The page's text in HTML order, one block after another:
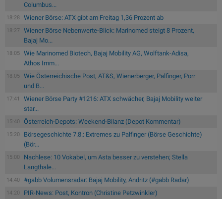
Columbus...
18:28 Wiener Börse: ATX gibt am Freitag 1,36 Prozent ab
18:27
Wiener Börse Nebenwerte-Blick: Marinomed steigt 8 Prozent,
Bajaj Mo...
18:05
Wie Marinomed Biotech, Bajaj Mobility AG, Wolftank-Adisa,
Athos Imm...
18:05
Wie Österreichische Post, AT&S, Wienerberger, Palfinger, Porr
und B...
17:41
Wiener Börse Party #1216: ATX schwächer, Bajaj Mobility weiter
star...
15:40 Österreich-Depots: Weekend-Bilanz (Depot Kommentar)
15:20
Börsegeschichte 7.8.: Extremes zu Palfinger (Börse Geschichte)
(Bör...
15:00
Nachlese: 10 Vokabel, um Asta besser zu verstehen; Stella
Langthale...
14:40 #gabb Volumensradar: Bajaj Mobility, Andritz (#gabb Radar)
14:20 PIR-News: Post, Kontron (Christine Petzwinkler)